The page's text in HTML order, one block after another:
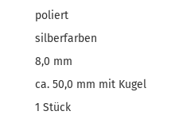
poliert
silberfarben
8,0 mm
ca. 50,0 mm mit Kugel
1 Stück